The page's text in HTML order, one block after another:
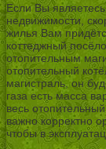
Если Вы
недвижимости,
жилья Вам
коттеджный
отопительным
отопительный
магистраль, он
газа есть масса
весь
важно корректно
чтобы в